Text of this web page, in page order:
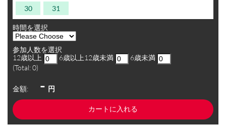
30
31
時間を選択
参加人数を選択
12歳以上
6歳以上12歳未満
6歳未満
(Total:0)
金額: - 円